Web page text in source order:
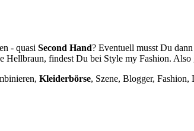
- quasi Second Hand? Eventuell musst Du
Hellbraun, findest Du bei Style my Fashion. Also
Kleiderbörse, Szene, Blogger,